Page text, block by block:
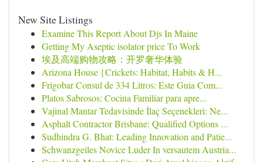
New Site Listings
Examine This Report About Djs In Maine
Getting My Aseptic isolator price To Work
埃及高端购物攻略：开罗奢华体验
Arizona House {Crickets: Habitat, Habits & H...
Frigobar Consul de 334 Litros: Este Guia Com...
Platos Sabrosos: Cocina Familiar para apre...
Vajinal Mantar Tedavisinde İlaç Seçenekleri: Ne...
Asphalt Contractor Brisbane: Qualified Options ...
Sudhindra G. Bhat: Leading Innovation and Patie...
Schwanzgeiles Novice Luder In versautem Austria...